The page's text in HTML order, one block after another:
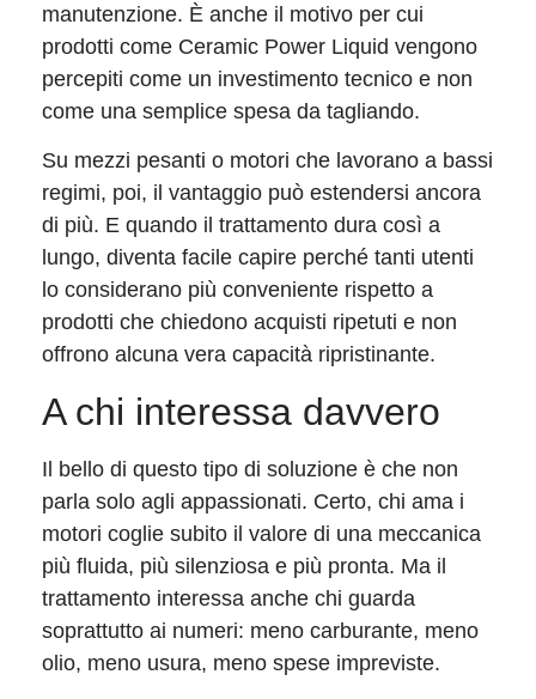
manutenzione. È anche il motivo per cui
prodotti come Ceramic Power Liquid vengono
percepiti come un investimento tecnico e non
come una semplice spesa da tagliando.
Su mezzi pesanti o motori che lavorano a bassi
regimi, poi, il vantaggio può estendersi ancora
di più. E quando il trattamento dura così a
lungo, diventa facile capire perché tanti utenti
lo considerano più conveniente rispetto a
prodotti che chiedono acquisti ripetuti e non
offrono alcuna vera capacità ripristinante.
A chi interessa davvero
Il bello di questo tipo di soluzione è che non
parla solo agli appassionati. Certo, chi ama i
motori coglie subito il valore di una meccanica
più fluida, più silenziosa e più pronta. Ma il
trattamento interessa anche chi guarda
soprattutto ai numeri: meno carburante, meno
olio, meno usura, meno spese impreviste.